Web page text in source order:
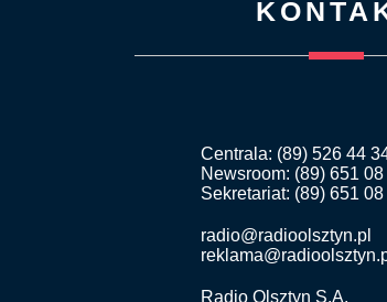
Centrala: (89) 526 44
Newsroom: (89) 651
Sekretariat: (89) 651 08
radio@radioolsztyn.pl
Radio Olsztyn S.A.